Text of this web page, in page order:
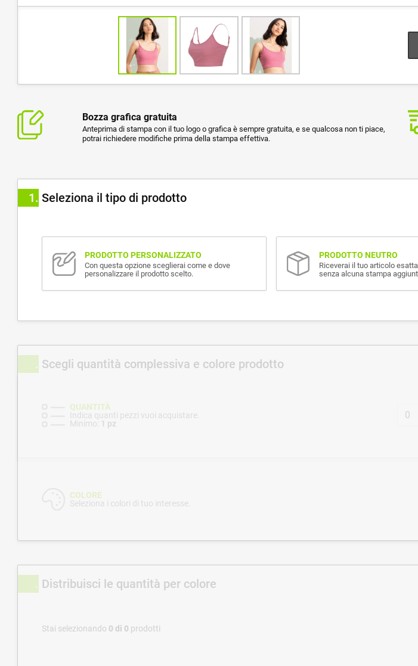
Bozza grafica gratuita
Anteprima di stampa con il tuo logo o grafica è sempre gratuita, e se qualcosa non ti piace,
potrai richiedere modifiche prima della stampa effettiva.
1 Seleziona il tipo di prodotto
PRODOTTO PERSONALIZZATO
Con questa opzione sceglierai come e dove
personalizzare il prodotto scelto.
PRODOTTO NEUTRO
Riceverai il tuo articolo
senza alcuna stampa
Scegli quantità complessiva e colore prodotto
QUANTITÀ
Indica quanti pezzi vuoi acquistare.
Minimo: 1 pz
COLORE
Seleziona i colori di tuo interesse.
Distribuisci le quantità per colore
Stai selezionando 0 di 0 prodotti